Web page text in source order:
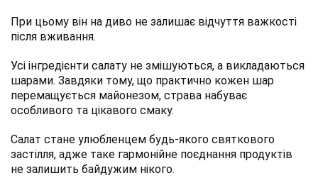
При цьому він на диво не залишає відчуття важкості
після вживання.
Усі інгредієнти салату не змішуються, а викладаються
шарами. Завдяки тому, що практично кожен шар
перемащується майонезом, страва набуває
особливого та цікавого смаку.
Салат стане улюбленцем будь-якого святкового
застілля, адже таке гармонійне поєднання продуктів
не залишить байдужим нікого.